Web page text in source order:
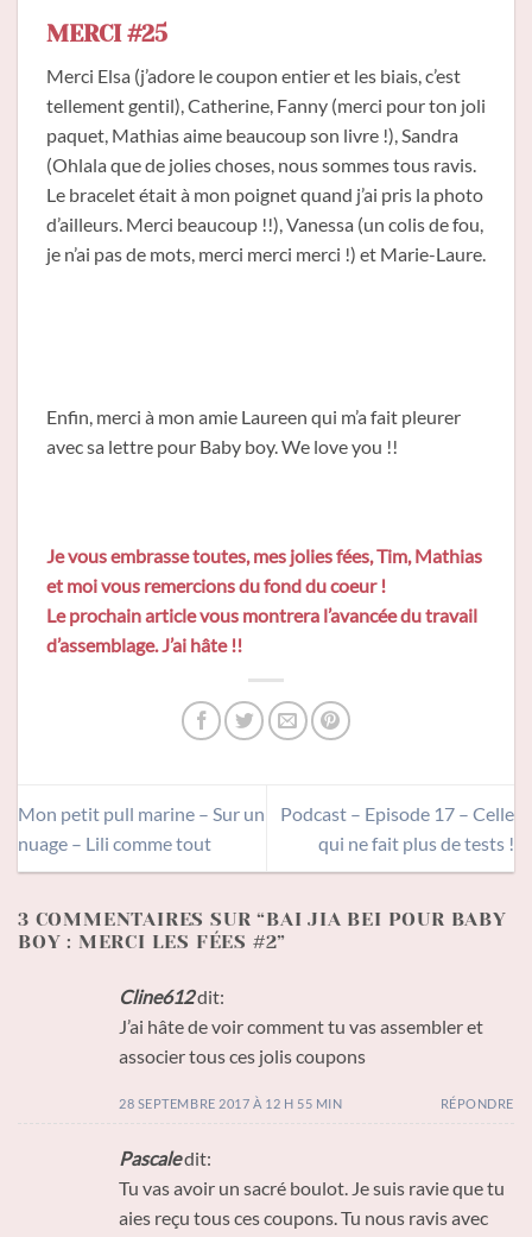
MERCI #25
Merci Elsa (j’adore le coupon entier et les biais, c’est
tellement gentil), Catherine, Fanny (merci pour ton joli
paquet, Mathias aime beaucoup son livre !), Sandra
(Ohlala que de jolies choses, nous sommes tous ravis.
Le bracelet était à mon poignet quand j’ai pris la photo
d’ailleurs. Merci beaucoup !!), Vanessa (un colis de fou,
je n’ai pas de mots, merci merci merci !) et Marie-Laure.
Enfin, merci à mon amie Laureen qui m’a fait pleurer
avec sa lettre pour Baby boy. We love you !!
Je vous embrasse toutes, mes jolies fées, Tim, Mathias
et moi vous remercions du fond du coeur !
Le prochain article vous montrera l’avancée du travail
d’assemblage. J’ai hâte !!
Mon petit pull marine – Sur un
nuage – Lili comme tout
Podcast – Episode 17 – Celle
qui ne fait plus de tests !
3 COMMENTAIRES SUR “BAI JIA BEI POUR BABY
BOY : MERCI LES FÉES #2”
Cline612dit:
J’ai hâte de voir comment tu vas assembler et
associer tous ces jolis coupons
28 SEPTEMBRE 2017 À 12 H 55 MIN RÉPONDRE
Pascaledit:
Tu vas avoir un sacré boulot. Je suis ravie que tu
aies reçu tous ces coupons. Tu nous ravis avec